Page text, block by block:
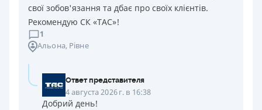
свої зобов'язання та дбає про своїх клієнтів.
Рекомендую СК «ТАС»!
1
Альона, Рівне
Ответ представителя
4 августа 2026 г. в 16:38
Добрий день!